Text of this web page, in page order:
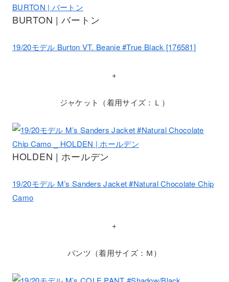
BURTON | バートン
19/20モデル Burton VT. Beanie #True Black [176581]
+
ジャケット（着用サイズ：Ｌ）
HOLDEN | ホールデン
19/20モデル M’s Sanders Jacket #Natural Chocolate Chip
Camo
+
パンツ（着用サイズ：Ｍ）